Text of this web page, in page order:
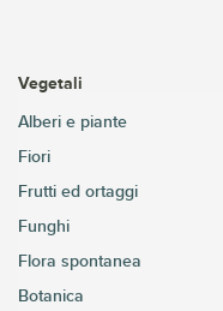
Vegetali
Alberi e piante
Fiori
Frutti ed ortaggi
Funghi
Flora spontanea
Botanica